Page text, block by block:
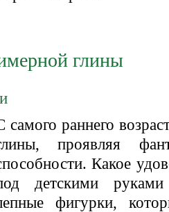
глины
самого раннего
проявляя
Какое
детскими
фигурки,